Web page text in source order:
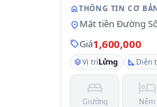
homeTHÔNG TIN CƠ
location_onMặt tiền Đường
sellGiá1,600,000
layersVị tríLửng square_foot Diện
bed
Giường
hotel
Nệm